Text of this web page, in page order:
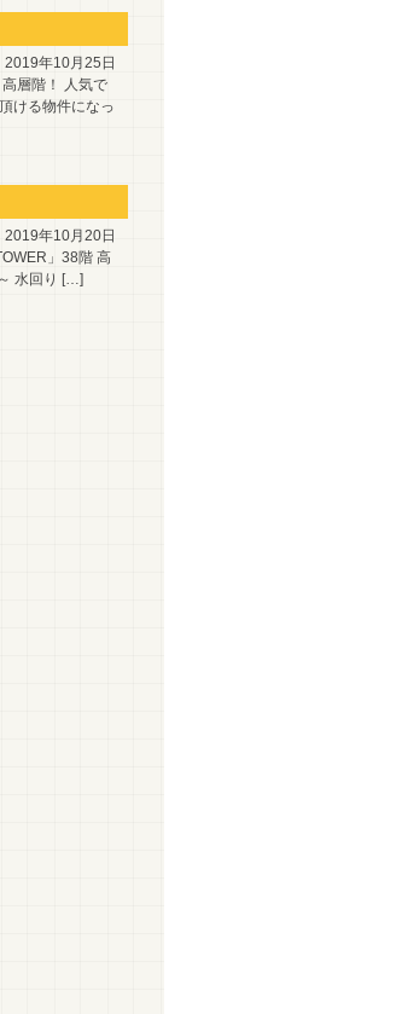
2019年10月25日
層階！ 人気で
ける物件になっ
2019年10月20日
」38階 高
水回り […]